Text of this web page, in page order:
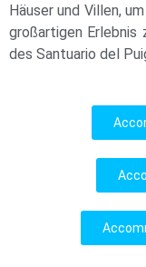
Häuser und Villen,
großartigen
des Santuario del